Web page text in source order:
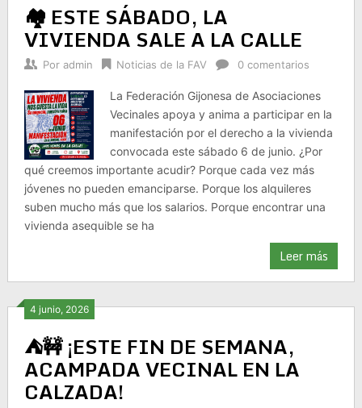
🏘️ ESTE SÁBADO, LA
VIVIENDA SALE A LA CALLE
Por admin Noticias de la FAV 0 comentarios
La Federación Gijonesa de Asociaciones
Vecinales apoya y anima a participar en la
manifestación por el derecho a la vivienda
convocada este sábado 6 de junio. ¿Por
qué creemos importante acudir? Porque cada vez más
jóvenes no pueden emanciparse. Porque los alquileres
suben mucho más que los salarios. Porque encontrar una
vivienda asequible se ha
Leer más
4 junio, 2026
⛺🚧 ¡ESTE FIN DE SEMANA,
ACAMPADA VECINAL EN LA
CALZADA!